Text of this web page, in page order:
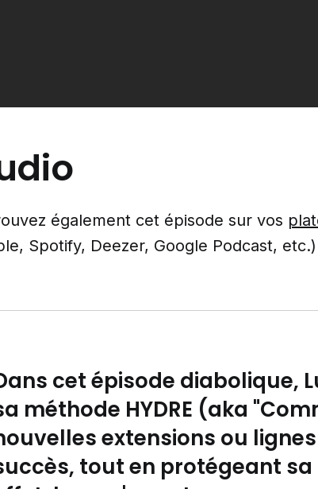
également cet épisode sur vos
Spotify, Deezer, Google Podcast, etc.)
cet épisode diabolique,
méthode HYDRE (aka
extensions ou
tout en protégeant sa